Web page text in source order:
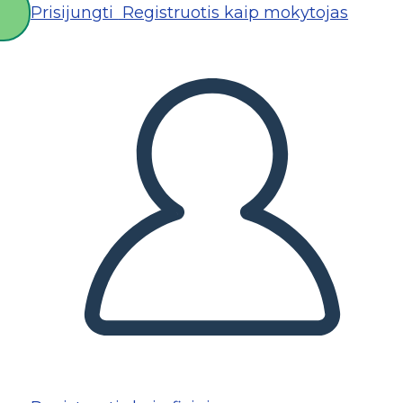
Prisijungti Registruotis kaip mokytojas